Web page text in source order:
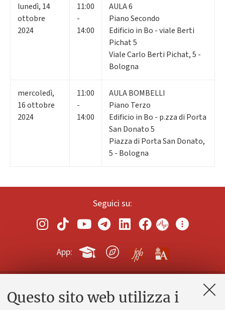
Questo sito web utilizza i
lunedì, 14
ottobre
2024
11:00
-
14:00
AULA 6
Piano Secondo
Edificio in Bo - viale Berti
Pichat 5
Viale Carlo Berti Pichat, 5 -
Bologna
mercoledì,
16ottobre
2024
11:00
-
14:00
AULA BOMBELLI
Piano Terzo
Edificio in Bo - p.zza di Porta
San Donato 5
Piazza di Porta San Donato,
5 - Bologna
Seguici su:
App:
Contatti e PEC